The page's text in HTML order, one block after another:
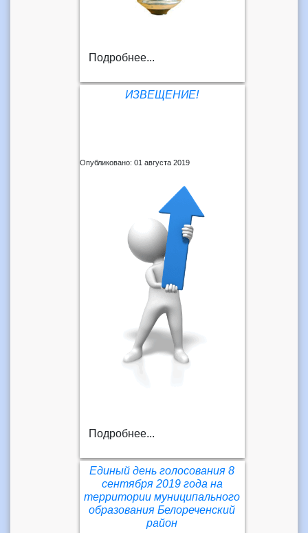
Подробнее...
ИЗВЕЩЕНИЕ!
Опубликовано: 01 августа 2019
Подробнее...
Единый день голосования 8
сентября 2019 года на
территории муниципального
образования Белореченский
район